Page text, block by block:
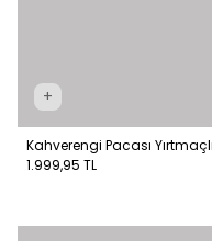
+
Kahverengi Pacası
1.999,95 TL